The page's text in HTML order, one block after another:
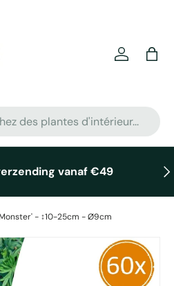
Se
vanaf €49
- ↕10-25cm - Ø9cm
produits